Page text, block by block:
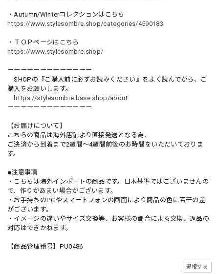
・Autumn/Winterコレクションはこちら
https://www.stylesombre.shop/categories/4590183
・ＴＯＰページはこちら
https://www.stylesombre.shop/
ーーーーーーーーーーーーー
SHOPの『ご購入前に必ずお読みください』をよく読んでから、ご
購入をお願いします。
https://stylesombre.base.shop/about
ーーーーーーーーーーーーー
【お届けについて】
こちらの商品は海外店舗より直接発送となる為、
ご決済から到着まで2週間〜4週間前後のお時間をいただいておりま
す。
■注意事項
・こちらは海外インポートの商品です。日本基準ではございませんの
で、作りがあまい場合がございます。
・お手持ちのPCやスマートフォンの画面により商品の色に若干の差
がございます。
・イメージの違いやサイズ交換等、お客様の都合による交換、返品の
対応はできかねます。
【商品管理番号】PU0486
通報する